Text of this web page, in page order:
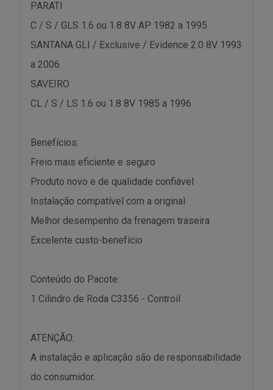
PARATI
C / S / GLS 1.6 ou 1.8 8V AP 1982 a 1995
SANTANA GLI / Exclusive / Evidence 2.0 8V 1993
a 2006
SAVEIRO
CL / S / LS 1.6 ou 1.8 8V 1985 a 1996
Benefícios:
Freio mais eficiente e seguro
Produto novo e de qualidade confiável
Instalação compatível com a original
Melhor desempenho da frenagem traseira
Excelente custo-benefício
Conteúdo do Pacote:
1 Cilindro de Roda C3356 - Controil
ATENÇÃO:
A instalação e aplicação são de responsabilidade
do consumidor.